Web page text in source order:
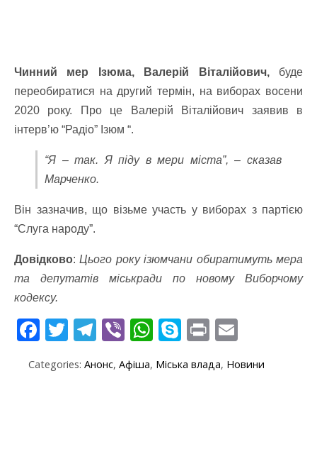
Чинний мер Ізюма, Валерій Віталійович,буде
переобиратися на другий термін, на виборах восени
2020 року. Про це Валерій Віталійович заявив в
інтерв’ю “Радіо” Ізюм “.
“Я – так. Я піду в мери міста”, – сказав
Марченко.
Він зазначив, що візьме участь у виборах з партією
“Слуга народу”.
Довідково:Цього року ізюмчани обиратимуть мера
та депутатів міськради по новому Виборчому
кодексу.
F
e
T
itt
T
e
Vi
b
er
W
at
S
y
Pr
t ai
Categories: Анонс, Афіша, Міська влада, Новини